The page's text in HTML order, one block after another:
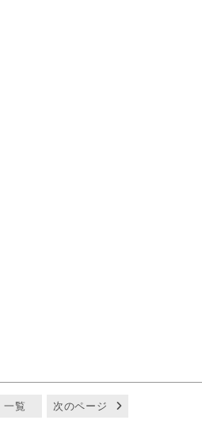
一覧 次のページ